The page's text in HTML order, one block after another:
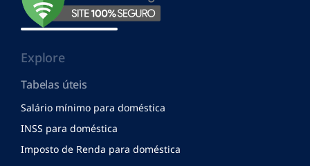
Explore
Tabelas úteis
Salário mínimo para doméstica
INSS para doméstica
Imposto de Renda para doméstica